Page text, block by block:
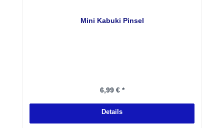
Mini Kabuki Pinsel
Regulärer Preis:
6,99 € *
Details